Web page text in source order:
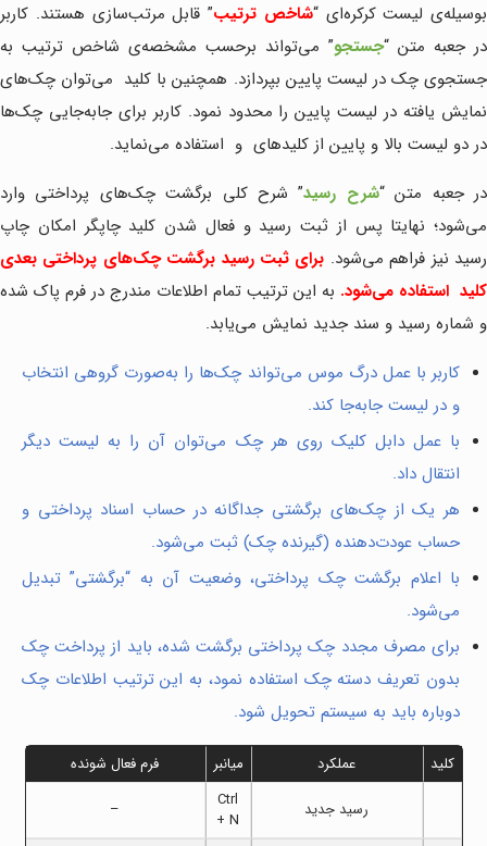
بوسیله‌ی لیست کرکره‌ای “شاخص ترتیب” قابل مرتب‌سازی هستند. کاربر
در جعبه متن “جستجو” می‌تواند برحسب مشخصه‌ی شاخص ترتیب به
جستجوی چک در لیست پایین بپردازد. همچنین با کلید می‌توان چک‌های
نمایش یافته در لیست پایین را محدود نمود. کاربر برای جابه‌جایی چک‌ها
در دو لیست بالا و پایین از کلیدهای و استفاده می‌نماید.
در جعبه متن “شرح رسید” شرح کلی برگشت چک‌های پرداختی وارد
می‌شود؛ نهایتا پس از ثبت رسید و فعال شدن کلید چاپگر امکان چاپ
رسید نیز فراهم می‌شود. برای ثبت رسید برگشت چک‌های پرداختی بعدی
کلید استفاده می‌شود. به این ترتیب تمام اطلاعات مندرج در فرم پاک شده
و شماره رسید و سند جدید نمایش می‌یابد.
کاربر با عمل درگ موس می‌تواند چک‌ها را به‌صورت گروهی انتخاب
و در لیست جابه‌جا کند.
با عمل دابل کلیک روی هر چک می‌توان آن را به لیست دیگر
انتقال داد.
هر یک از چک‌های برگشتی جداگانه در حساب اسناد پرداختی و
حساب عودت‌دهنده (گیرنده چک) ثبت می‌شود.
با اعلام برگشت چک پرداختی، وضعیت آن به “برگشتی” تبدیل
می‌شود.
برای مصرف مجدد چک پرداختی برگشت شده، باید از پرداخت چک
بدون تعریف دسته چک استفاده نمود، به این ترتیب اطلاعات چک
دوباره باید به سیستم تحویل شود.
کلید عملکرد میانبر
فرم فعال شونده
رسید جدید
Ctrl
+ N
–